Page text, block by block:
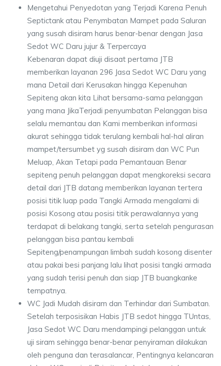
Mengetahui Penyedotan yang Terjadi Karena Penuh
Septictank atau Penymbatan Mampet pada Saluran
yang susah disiram harus benar-benar dengan Jasa
Sedot WC Daru jujur & Terpercaya
Kebenaran dapat diuji disaat pertama JTB
memberikan layanan 296 Jasa Sedot WC Daru yang
mana Detail dari Kerusakan hingga Kepenuhan
Sepiteng akan kita Lihat bersama-sama pelanggan
yang mana JikaTerjadi penyumbatan Pelanggan bisa
selalu memantau dan Kami memberikan informasi
akurat sehingga tidak terulang kembali hal-hal aliran
mampet/tersumbet yg susah disiram dan WC Pun
Meluap, Akan Tetapi pada Pemantauan Benar
sepiteng penuh pelanggan dapat mengkoreksi secara
detail dari JTB datang memberikan layanan tertera
posisi titik luap pada Tangki Armada mengalami di
posisi Kosong atau posisi titik perawalannya yang
terdapat di belakang tangki, serta setelah pengurasan
pelanggan bisa pantau kembali
Sepiteng/penampungan limbah sudah kosong disenter
atau pakai besi panjang lalu lihat posisi tangki armada
yang sudah terisi penuh dan siap JTB buangkanke
tempatnya.
WC Jadi Mudah disiram dan Terhindar dari Sumbatan.
Setelah terposisikan Habis JTB sedot hingga TUntas,
Jasa Sedot WC Daru mendampingi pelanggan untuk
uji siram sehingga benar-benar penyiraman dilakukan
oleh penguna dan terasalancar, Pentingnya kelancaran